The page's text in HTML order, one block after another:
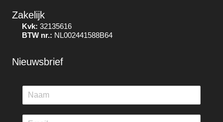
Zakelijk
Kvk: 32135616
BTW nr.: NL002441588B64
Nieuwsbrief